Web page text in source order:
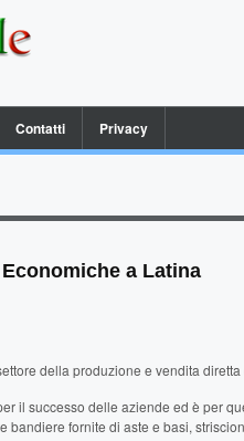
Contatti Privacy
a Latina
della produzione e vendita
il successo delle aziende ed è per
bandiere fornite di aste e basi,